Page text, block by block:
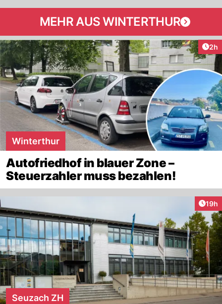
MEHR AUS WINTERTHUR
2h
Winterthur
Autofriedhof in blauer Zone –
Steuerzahler muss bezahlen!
19h
Seuzach ZH